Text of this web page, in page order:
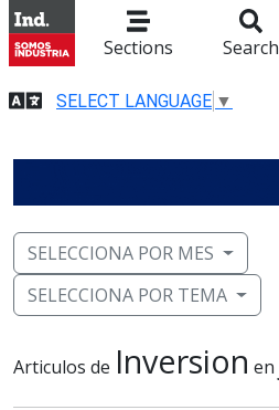
Sections Search
SELECT LANGUAGE ▼
SELECCIONA POR MES
SELECCIONA POR TEMA
Articulos de Inversion en